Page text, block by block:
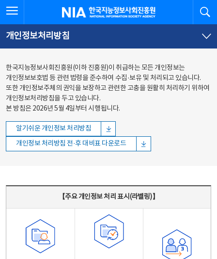
바로가기
바로가기
한국지능정보사회진흥원
개인정보처리방침
한국지능정보사회진흥원(이하 진흥원)이 취급하는 모든 개인정보는
개인정보보호법 등 관련 법령을 준수하여 수집·보유 및 처리되고 있습니다.
또한 개인정보주체의 권익을 보장하고 관련한 고충을 원활히 처리하기 위하여
개인정보처리방침을 두고 있습니다.
본 방침은 2026년 5월 4일부터 시행됩니다.
알기쉬운 개인정보 처리방침
개인정보 처리방침 전·후 대비표 다운로드
【주요 개인정보 처리 표시(라벨링)】